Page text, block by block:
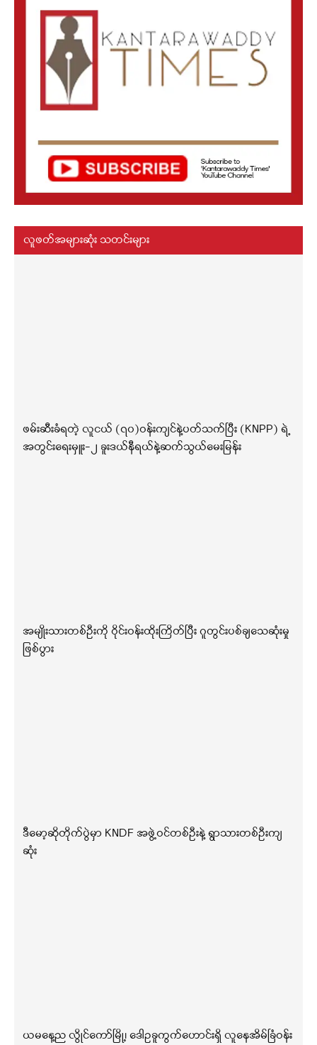
လူဖတ်အများဆုံး သတင်းများ
ဖမ်းဆီးခံရတဲ့ လူငယ် (၇၀)ဝန်းကျင်နဲ့ပတ်သက်ပြီး (KNPP) ရဲ့
အတွင်းရေးမှူး-၂ ခူးဒယ်နီရယ်နဲ့ဆက်သွယ်မေးမြန်း
အမျိုးသားတစ်ဦးကို ဝိုင်းဝန်းထိုးကြိတ်ပြီး ဂူတွင်းပစ်ချသေဆုံးမှု
ဖြစ်ပွား
ဒီမော့ဆိုတိုက်ပွဲမှာ KNDF အဖွဲ့ဝင်တစ်ဦးနဲ့ ရွာသားတစ်ဦးကျ
ဆုံး
ယမနေ့ည လွိုင်ကော်မြို့၊ ဒေါဥခူကွက်ဟောင်းရှိ လူနေအိမ်ခြံဝန်း